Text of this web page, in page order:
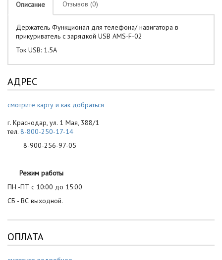
Описание Отзывов (0)
Держатель Функционал для телефона/ навигатора в
прикуриватель с зарядкой USB AMS-F-02
Ток USB: 1.5А
АДРЕС
смотрите карту и как добраться
г. Краснодар, ул. 1 Мая, 388/1
тел. 8-800-250-17-14
8-900-256-97-05
Режим работы
ПН -ПТ с 10:00 до 15:00
СБ - ВС выходной.
ОПЛАТА